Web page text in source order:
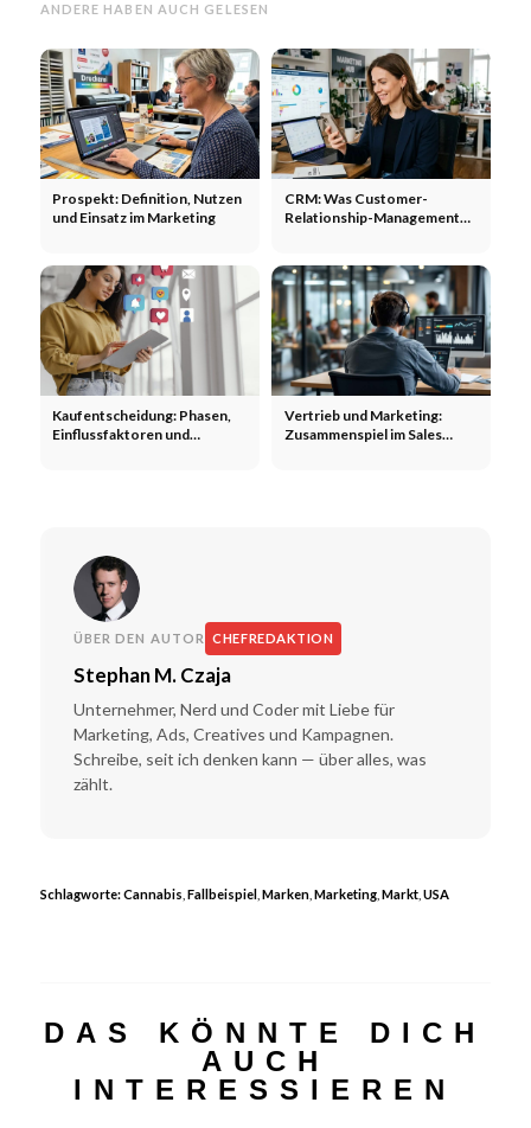
ANDERE HABEN AUCH GELESEN
Prospekt: Definition, Nutzen
und Einsatz im Marketing
CRM: Was Customer-
Relationship-Management
Kaufentscheidung: Phasen,
Einflussfaktoren und
Vertrieb und Marketing:
Zusammenspiel im Sales
ÜBER DEN AUTOR CHEFREDAKTION
Stephan M. Czaja
Unternehmer, Nerd und Coder mit Liebe für
Marketing, Ads, Creatives und Kampagnen.
Schreibe, seit ich denken kann — über alles, was
zählt.
Schlagworte:Cannabis Fallbeispiel Marken, Marketing, Markt, USA
DAS KÖNNTE DICH
AUCH
INTERESSIEREN